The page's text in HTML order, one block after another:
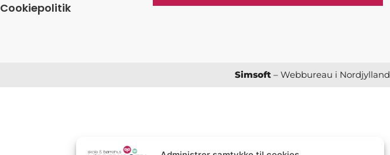
Cookiepolitik
Simsoft – Webbureau i Nordjylland